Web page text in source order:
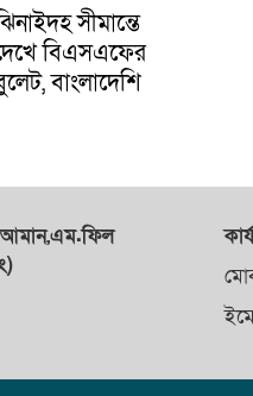
সীমান্তে
বিএসএফের
বাংলাদেশি
এম.ফিল